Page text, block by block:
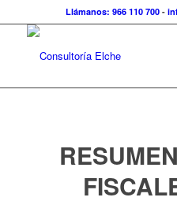
Llámanos: 966 110 700 -